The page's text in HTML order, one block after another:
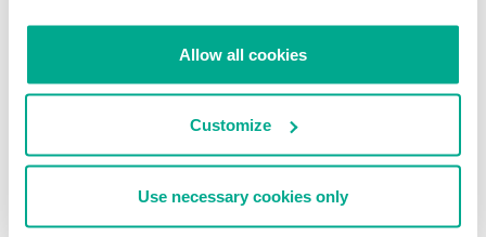
Allow all cookies
Customize
Use necessary cookies only
infecta PCs con un troyano espía
primer gusano de firmware para